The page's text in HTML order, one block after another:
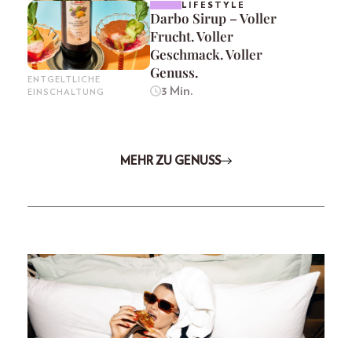
ENTGELTLICHE
EINSCHALTUNG
LIFESTYLE
Darbo Sirup – Voller
Frucht. Voller
Geschmack. Voller
Genuss.
3 Min.
MEHR ZU GENUSS